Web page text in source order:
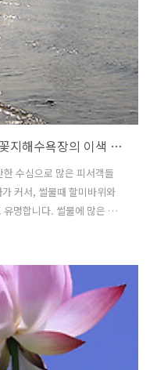
바닷물에 잠기는 사람들 - 안면도 꽃지해수욕장의 이색 풍경
수심으로 많은 피서객들
커서, 썰물때 할미바위와
명합니다. 썰물에 많은 사
가...점점 밀물이 들어오면
오지 못한 사람들이 꽤 많
떻하죠??? * 이 포스트는
...] 에 링크 되어있습니다.